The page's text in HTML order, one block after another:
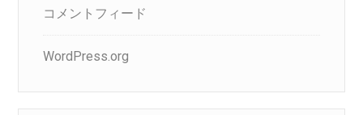
コメントフィード
WordPress.org